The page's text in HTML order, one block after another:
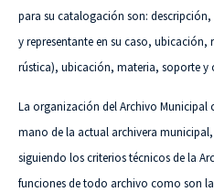
para su catalogación son:
y representante en su caso, ubicación,
rústica), ubicación, materia, soporte y
La organización del Archivo Municipal
mano de la actual archivera
siguiendo los criterios técnicos de la
funciones de todo archivo como son